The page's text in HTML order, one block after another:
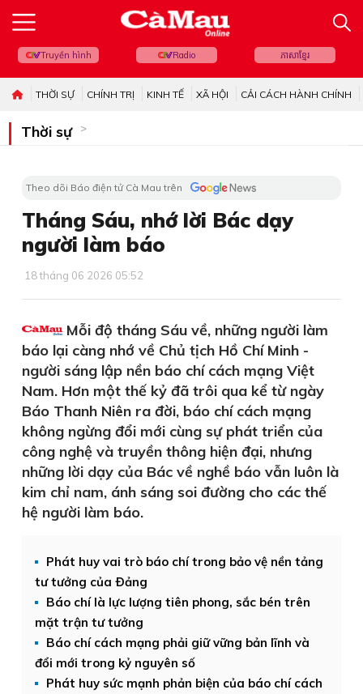
Truyền hình Radio ភាសាខ្មែរ
THỜI SỰ CHÍNH TRỊ KINH TẾ XÃ HỘI CẢI CÁCH HÀNH CHÍNH
Thời sự
Theo dõi Báo điện tử Cà Mau trên
Tháng Sáu, nhớ lời Bác dạy
người làm báo
18 tháng 06 2026 05:52
Mỗi độ tháng Sáu về, những người làm
báo lại càng nhớ về Chủ tịch Hồ Chí Minh -
người sáng lập nền báo chí cách mạng Việt
Nam. Hơn một thế kỷ đã trôi qua kể từ ngày
Báo Thanh Niên ra đời, báo chí cách mạng
không ngừng đổi mới cùng sự phát triển của
công nghệ và truyền thông hiện đại, nhưng
những lời dạy của Bác về nghề báo vẫn luôn là
kim chỉ nam, ánh sáng soi đường cho các thế
hệ người làm báo.
Phát huy vai trò báo chí trong bảo vệ nền tảng
tư tưởng của Ðảng
Báo chí là lực lượng tiên phong, sắc bén trên
mặt trận tư tưởng
Báo chí cách mạng phải giữ vững bản lĩnh và
đổi mới trong kỷ nguyên số
Phát huy sức mạnh phản biện của báo chí cách